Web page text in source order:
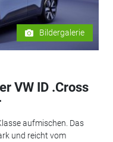
Bildergalerie
VW ID .Cross
aufmischen. Das
und reicht vom